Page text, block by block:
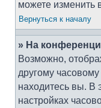
можете изменить
Вернуться к началу
» На
Возможно,
другому часовому
находитесь вы. В
настройках